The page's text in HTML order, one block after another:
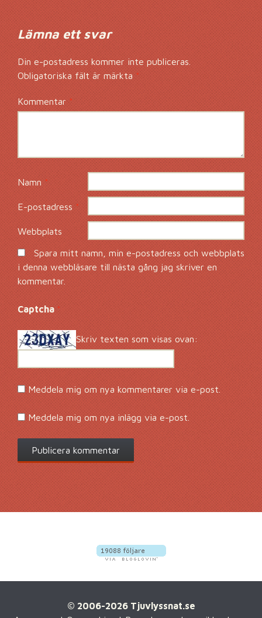
Lämna ett svar
Din e-postadress kommer inte publiceras.
Obligatoriska fält är märkta*
Kommentar*
Namn *
E-postadress*
Webbplats
Spara mitt namn, min e-postadress och webbplats
i denna webbläsare till nästa gång jag skriver en
kommentar.
Captcha*
Skriv texten som visas ovan:
Meddela mig om nya kommentarer via e-post.
Meddela mig om nya inlägg via e-post.
© 2006-2026 Tjuvlyssnat.se